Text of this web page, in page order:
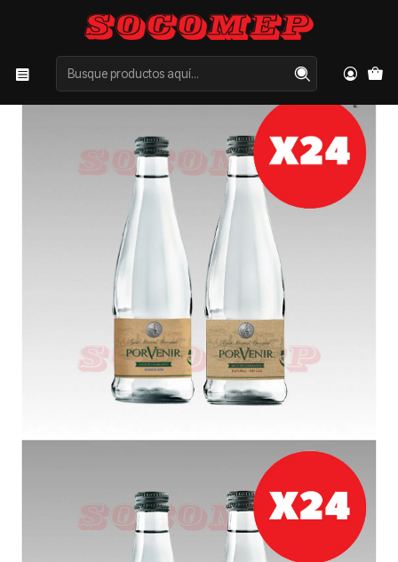
Inicio Categorías
AGUAS
Pack x24 Agua mineral Porvenir 330cc